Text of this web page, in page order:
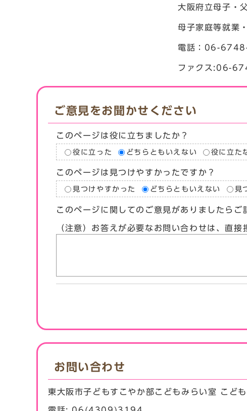
大阪府立母子・
母子家庭等就業
電話：06-
ファクス:06-
ご意見をお聞かせください
このページは役に立ちましたか？
役に立った どちらともいえない 役に立た
このページは見つけやすかったですか？
見つけやすかった どちらともいえない 見
このページに関してのご意見がありましたらご
（注意）お答えが必要なお問い合わせは、直
お問い合わせ
東大阪市子どもすこやか部こどもみらい室 こど